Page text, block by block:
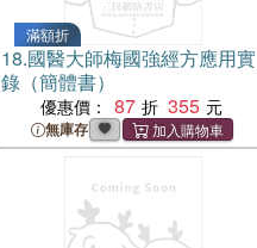
滿額折
18.國醫大師梅國強經方應用實
錄（簡體書）
優惠價： 87 355
無庫存